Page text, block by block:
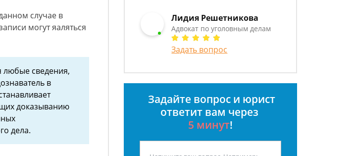
случае в
могут яаляться
любые сведения,
в
доказыванию
дела.
Лидия Решетникова
Адвокат по уголовным делам
Задать вопрос
Задайте вопрос и юрист
ответит вам через
5 минут!